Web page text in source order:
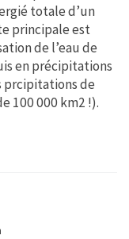
totale d’un
principale est
de l’eau de
en précipitations
prcipitations de
100 000 km2 !).